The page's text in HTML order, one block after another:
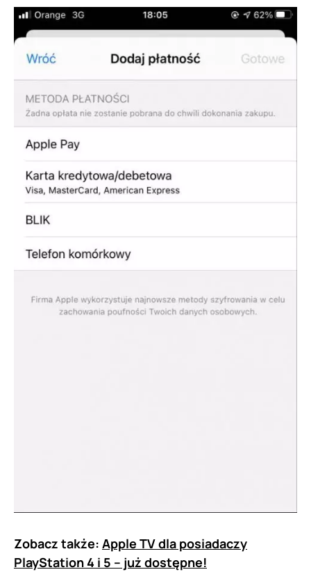
Zobacz także: Apple TV dla posiadaczy
PlayStation 4 i 5 – już dostępne!